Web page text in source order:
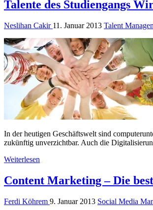
Talente des Studiengangs
Neslihan Cakir 11. Januar 2013 Talent
In der heutigen Geschäftswelt sind
zukünftig unverzichtbar. Auch die
Weiterlesen
Content Marketing – Die
Ferdi Köhrem 9. Januar 2013 Social Media